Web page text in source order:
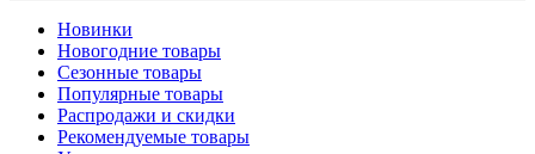
Новинки
Новогодние товары
Сезонные товары
Популярные товары
Распродажи и скидки
Рекомендуемые товары